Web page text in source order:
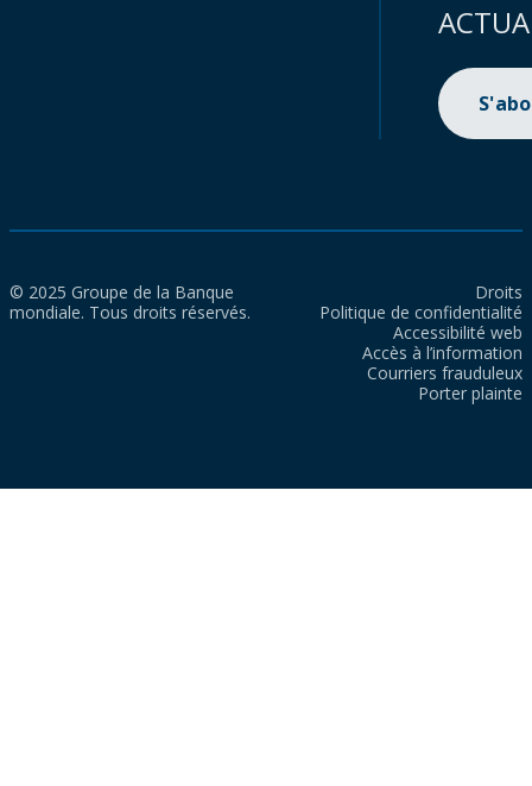
© 2025 Groupe de la Banque
mondiale. Tous droits réservés.
Droits
Politique de confidentialité
Accessibilité web
Accès à l’information
Courriers frauduleux
Porter plainte